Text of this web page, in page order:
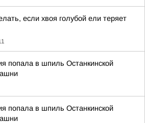
если хвоя голубой ели теряет
попала в шпиль Останкинской
попала в шпиль Останкинской